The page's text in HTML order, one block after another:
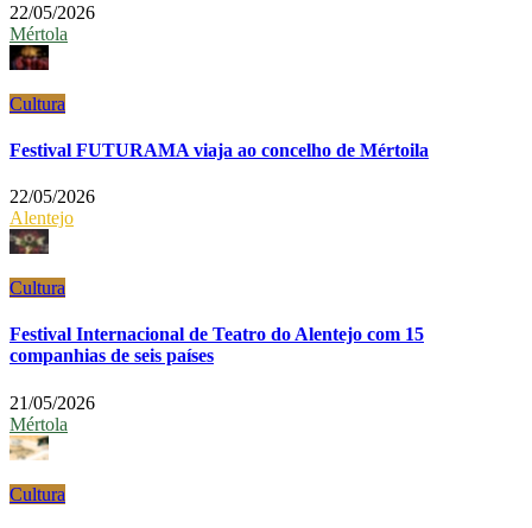
22/05/2026
Mértola
Cultura
Festival FUTURAMA viaja ao concelho de Mértoila
22/05/2026
Alentejo
Cultura
Festival Internacional de Teatro do Alentejo com 15
companhias de seis países
21/05/2026
Mértola
Cultura